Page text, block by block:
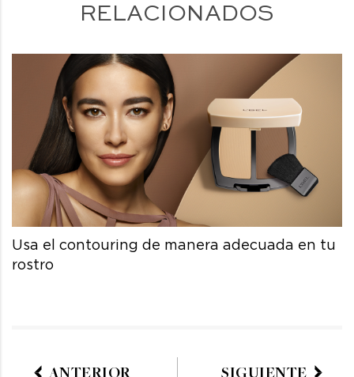
RELACIONADOS
Usa el contouring de manera adecuada en tu
rostro
ANTERIOR SIGUIENTE